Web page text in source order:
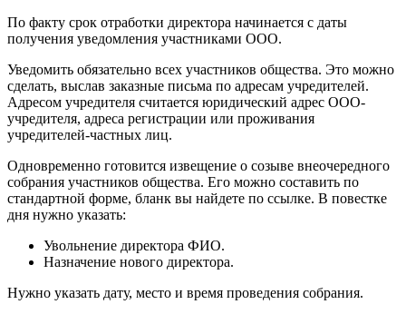
По факту срок отработки директора начинается с даты
получения уведомления участниками ООО.
Уведомить обязательно всех участников общества. Это можно
сделать, выслав заказные письма по адресам учредителей.
Адресом учредителя считается юридический адрес ООО-
учредителя, адреса регистрации или проживания
учредителей-частных лиц.
Одновременно готовится извещение о созыве внеочередного
собрания участников общества. Его можно составить по
стандартной форме, бланк вы найдете по ссылке. В повестке
дня нужно указать:
Увольнение директора ФИО.
Назначение нового директора.
Нужно указать дату, место и время проведения собрания.